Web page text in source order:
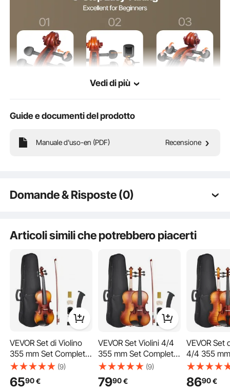
Vedi di più
Guide e documenti del prodotto
Manuale d'uso-en (PDF) Recensione
Domande & Risposte (0)
Il prodotto è durevole? ...
Fai la prima domanda
Articoli simili che potrebbero piacerti
VEVOR Set di Violino
355 mm Set Completo
per Violino con
Custodia Rigida,
Colofonia, Archetto,
(9)
6590€
VEVOR Set Violini 4/4
355 mm Set Completo
per Violino Legno
Massello Marrone
Opaco
(9)
7990€
VEVOR Set
4/4 355
Completo
Marrone
Motivi
8690€